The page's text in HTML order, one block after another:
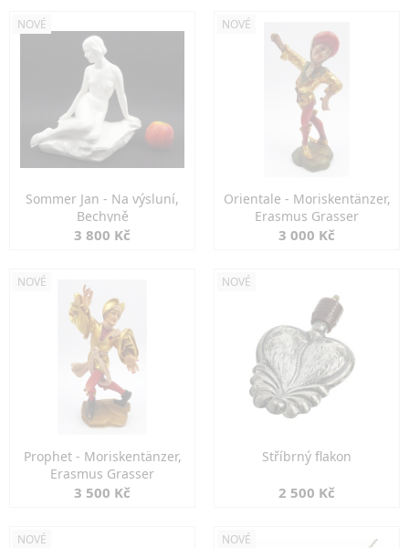
NOVÉ
Sommer Jan - Na výsluní,
Bechyně
3 800 Kč
NOVÉ
Orientale - Moriskentänzer,
Erasmus Grasser
3 000 Kč
NOVÉ
Prophet - Moriskentänzer,
Erasmus Grasser
3 500 Kč
NOVÉ
Stříbrný flakon
2 500 Kč
NOVÉ NOVÉ